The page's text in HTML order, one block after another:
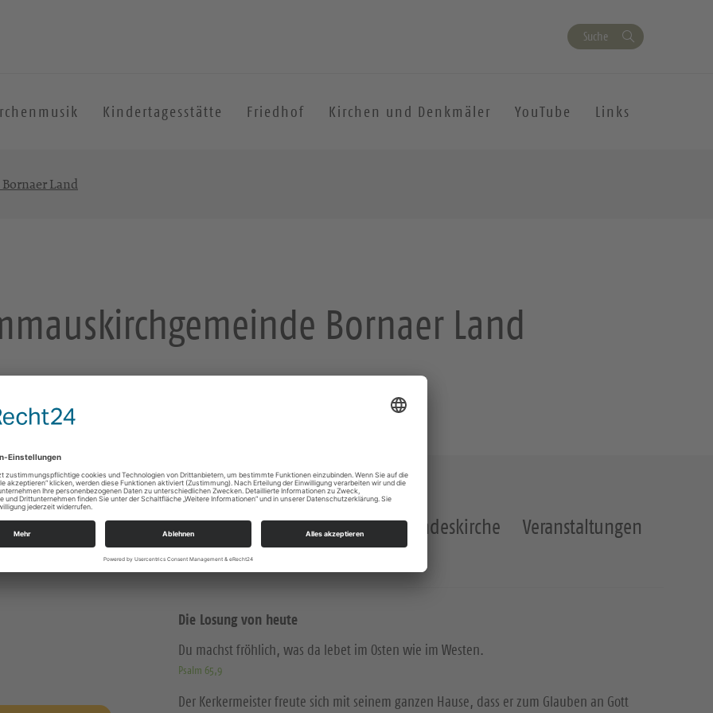
Suche
Kindertagesstätte Friedhof Kirchen und Denkmäler YouTube Links
Land
Bornaer Land
Kontakt Landeskirche Veranstaltungen
Die Losung von heute
Du machst fröhlich, was da lebet im Osten wie im Westen.
Psalm 65,9
Der Kerkermeister freute sich mit seinem ganzen Hause, dass er zum Glauben an Gott